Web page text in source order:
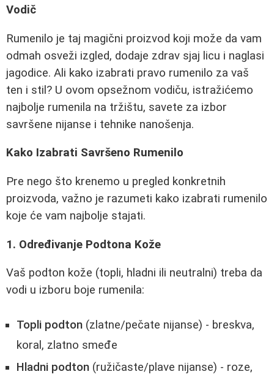
Vodič
Rumenilo je taj magični proizvod koji može da vam
odmah osveži izgled, dodaje zdrav sjaj licu i naglasi
jagodice. Ali kako izabrati pravo rumenilo za vaš
ten i stil? U ovom opsežnom vodiču, istražićemo
najbolje rumenila na tržištu, savete za izbor
savršene nijanse i tehnike nanošenja.
Kako Izabrati Savršeno Rumenilo
Pre nego što krenemo u pregled konkretnih
proizvoda, važno je razumeti kako izabrati rumenilo
koje će vam najbolje stajati.
1. Određivanje Podtona Kože
Vaš podton kože (topli, hladni ili neutralni) treba da
vodi u izboru boje rumenila:
Topli podton (zlatne/pečate nijanse) - breskva,
koral, zlatno smeđe
Hladni podton (ružičaste/plave nijanse) - roze,